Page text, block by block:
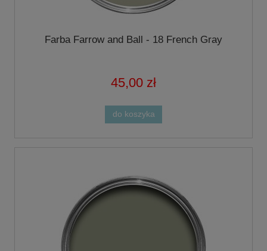
Farba Farrow and Ball - 18 French Gray
45,00 zł
do koszyka